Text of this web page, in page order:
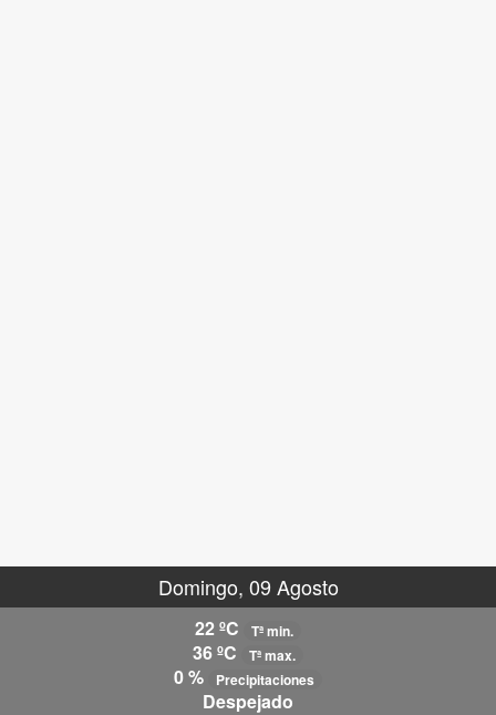
Domingo, 09 Agosto
22 ºC Tª min.
36 ºC Tª max.
0 % Precipitaciones
Despejado